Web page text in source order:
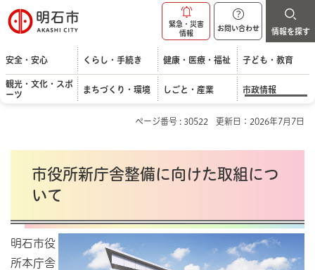
明石市
緊急・災害
情報
お問い合わせ 情報を探す
安全・安心 くらし・手続き 健康・医療・福祉 子ども・教育
観光・文化・スポ
ーツ
まちづくり・環境 しごと・産業 市政情報
ページ番号 : 30522 更新日：2026年7月7日
市役所新庁舎整備に向けた取組につ
いて
明石市役
所本庁舎